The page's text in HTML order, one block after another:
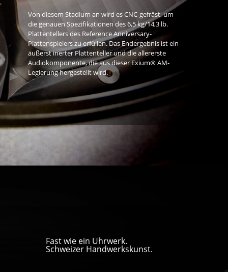
Von diesem Stadium an wird es CNC-gefräst, um
die genauen Spezifikationen des 6,5 kg/14,3 lb.
Plattentellers des Reference Anniversary-
Plattenspielers zu erfüllen. Das Endergebnis ist ein
äußerst inerter Plattenteller und die allererste
Audiokomponente, die aus dieser Exium® AM-
Legierung hergestellt wird.
Fast wie ein Uhrwerk.
Schweizer Handwerkskunst.